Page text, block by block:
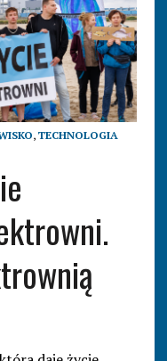
, TECHNOLOGIA